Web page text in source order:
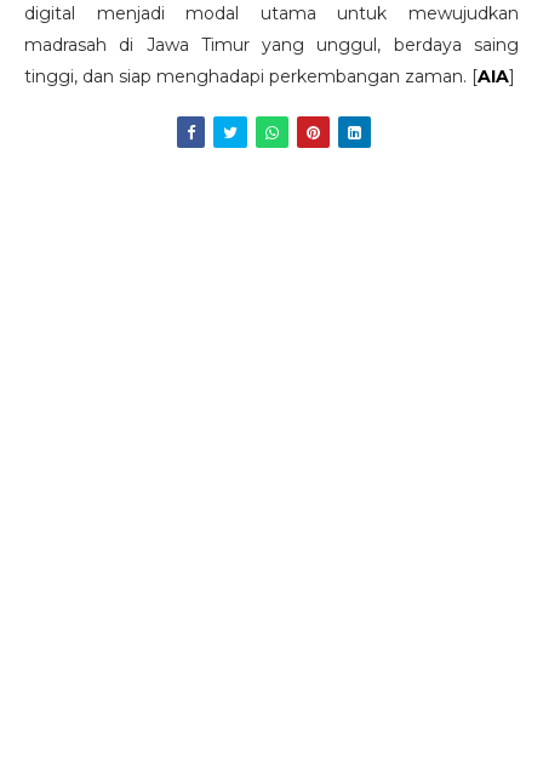
digital menjadi modal utama untuk mewujudkan
madrasah di Jawa Timur yang unggul, berdaya saing
tinggi, dan siap menghadapi perkembangan zaman. [AIA]